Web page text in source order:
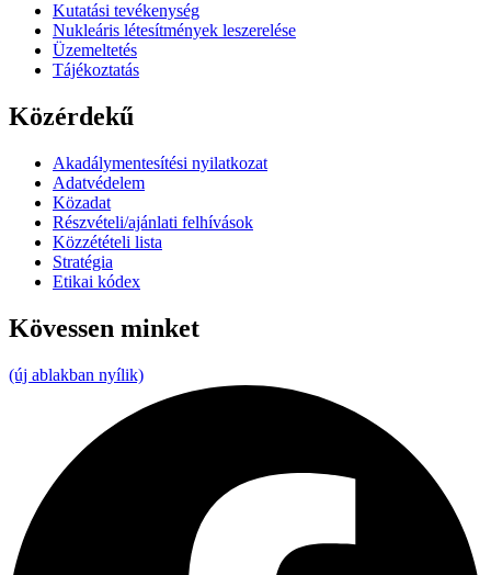
Kutatási tevékenység
Nukleáris létesítmények leszerelése
Üzemeltetés
Tájékoztatás
Közérdekű
Akadálymentesítési nyilatkozat
Adatvédelem
Közadat
Részvételi/ajánlati felhívások
Közzétételi lista
Stratégia
Etikai kódex
Kövessen minket
(új ablakban nyílik)